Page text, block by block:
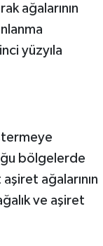
ağalarının
yüzyıla
bölgelerde
ağalarının
ve aşiret